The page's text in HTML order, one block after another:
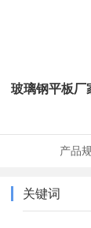
玻璃钢平板厂
产品
关键词